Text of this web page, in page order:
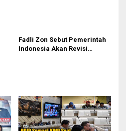
Fadli Zon Sebut Pemerintah
Indonesia Akan Revisi